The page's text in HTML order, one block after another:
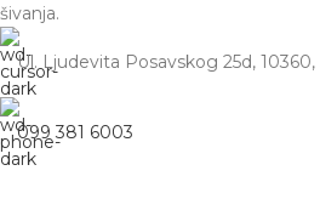
šivanja.
Ul. Ljudevita Posavskog 25d,
099 381 6003